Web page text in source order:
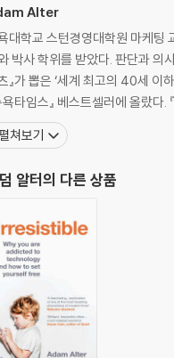
323
345
Alter
대학교 스턴경영대학원 마케팅
박사 학위를 받았다. 판단과 의
』가 뽑은 ‘세계 최고의 40세 이
욕타임스』 베스트셀러에 올랐다.
쳐보기
알터의 다른 상품